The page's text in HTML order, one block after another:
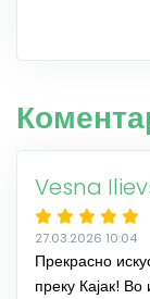
Vesna
27.03.2026 10:04
Прекрасно
преку Кајак!